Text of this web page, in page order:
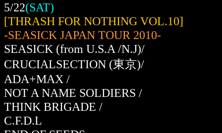
5/22(SAT)
[THRASH FOR NOTHING VOL.10]
-SEASICK JAPAN TOUR 2010-
SEASICK (from U.S.A /N.J)/
CRUCIALSECTION (東京)/
ADA+MAX /
NOT A NAME SOLDIERS /
THINK BRIGADE /
C.F.D.L